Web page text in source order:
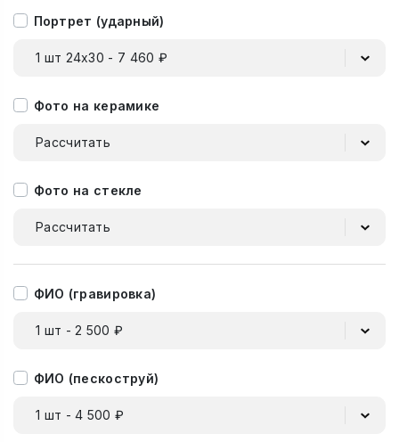
Портрет (ударный)
1 шт 24х30 - 7 460 ₽
Фото на керамике
Рассчитать
Фото на стекле
Рассчитать
ФИО (гравировка)
1 шт - 2 500 ₽
ФИО (пескоструй)
1 шт - 4 500 ₽